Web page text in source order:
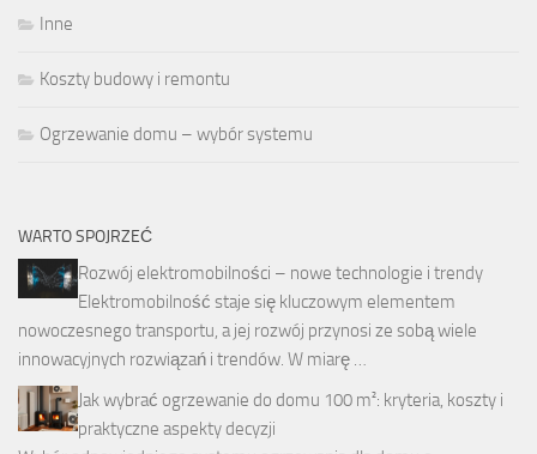
Inne
Koszty budowy i remontu
Ogrzewanie domu – wybór systemu
WARTO SPOJRZEĆ
Rozwój elektromobilności – nowe technologie i trendy
Elektromobilność staje się kluczowym elementem
nowoczesnego transportu, a jej rozwój przynosi ze sobą wiele
innowacyjnych rozwiązań i trendów. W miarę …
Jak wybrać ogrzewanie do domu 100 m²: kryteria, koszty i
praktyczne aspekty decyzji